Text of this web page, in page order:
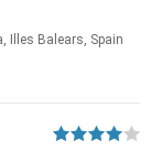
Illes Balears, Spain